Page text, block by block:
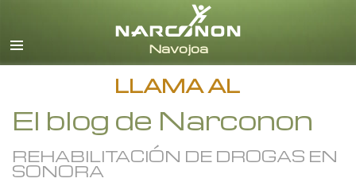
Español
Todas las Regiones/Idiomas
LLAMA AL
El blog de Narconon
REHABILITACIÓN DE DROGAS EN
SONORA